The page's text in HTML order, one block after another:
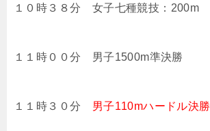
１０時３８分 女子七種競技：200m
１１時００分 男子1500m準決勝
１１時３０分 男子110mハードル決勝